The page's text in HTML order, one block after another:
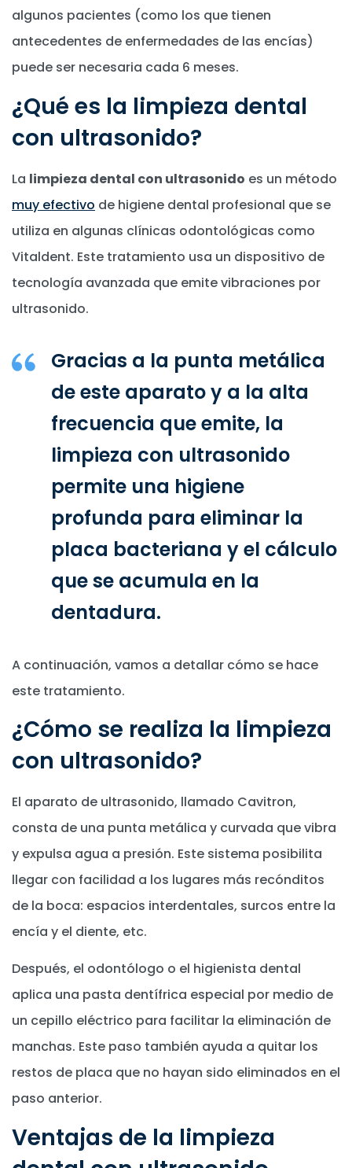
algunos pacientes (como los que tienen
antecedentes de enfermedades de las encías)
puede ser necesaria cada 6 meses.
¿Qué es la limpieza dental
con ultrasonido?
La limpieza dental con ultrasonido es un método
muy efectivo de higiene dental profesional que se
utiliza en algunas clínicas odontológicas como
Vitaldent. Este tratamiento usa un dispositivo de
tecnología avanzada que emite vibraciones por
ultrasonido.
Gracias a la punta metálica
de este aparato y a la alta
frecuencia que emite, la
limpieza con ultrasonido
permite una higiene
profunda para eliminar la
placa bacteriana y el cálculo
que se acumula en la
dentadura.
A continuación, vamos a detallar cómo se hace
este tratamiento.
¿Cómo se realiza la limpieza
con ultrasonido?
El aparato de ultrasonido, llamado Cavitron,
consta de una punta metálica y curvada que vibra
y expulsa agua a presión. Este sistema posibilita
llegar con facilidad a los lugares más recónditos
de la boca: espacios interdentales, surcos entre la
encía y el diente, etc.
Después, el odontólogo o el higienista dental
aplica una pasta dentífrica especial por medio de
un cepillo eléctrico para facilitar la eliminación de
manchas. Este paso también ayuda a quitar los
restos de placa que no hayan sido eliminados en el
paso anterior.
Ventajas de la limpieza